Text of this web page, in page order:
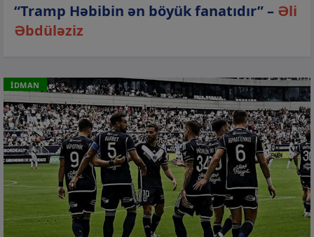
“Tramp Həbibin ən böyük fanatıdır” – Əli
Əbdüləziz
İDMAN